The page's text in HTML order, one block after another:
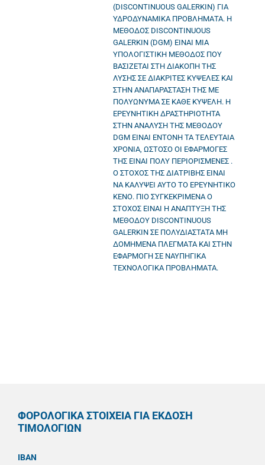
(DISCONTINUOUS GALERKIN) ΓΙΑ
ΥΔΡΟΔΥΝΑΜΙΚΑ ΠΡΟΒΛΗΜΑΤΑ. Η
ΜΕΘΟΔΟΣ DISCONTINUOUS
GALERKIN (DGM) ΕΙΝΑΙ ΜΙΑ
ΥΠΟΛΟΓΙΣΤΙΚΗ ΜΕΘΟΔΟΣ ΠΟΥ
ΒΑΣΙΖΕΤΑΙ ΣΤΗ ΔΙΑΚΟΠΗ ΤΗΣ
ΛΥΣΗΣ ΣΕ ΔΙΑΚΡΙΤΕΣ ΚΥΨΕΛΕΣ ΚΑΙ
ΣΤΗΝ ΑΝΑΠΑΡΑΣΤΑΣΗ ΤΗΣ ΜΕ
ΠΟΛΥΩΝΥΜΑ ΣΕ ΚΑΘΕ ΚΥΨΕΛΗ. Η
ΕΡΕΥΝΗΤΙΚΗ ΔΡΑΣΤΗΡΙΟΤΗΤΑ
ΣΤΗΝ ΑΝΑΛΥΣΗ ΤΗΣ ΜΕΘΟΔΟΥ
DGM ΕΙΝΑΙ ΕΝΤΟΝΗ ΤΑ ΤΕΛΕΥΤΑΙΑ
ΧΡΟΝΙΑ, ΩΣΤΟΣΟ ΟΙ ΕΦΑΡΜΟΓΕΣ
ΤΗΣ ΕΙΝΑΙ ΠΟΛΥ ΠΕΡΙΟΡΙΣΜΕΝΕΣ .
Ο ΣΤΟΧΟΣ ΤΗΣ ΔΙΑΤΡΙΒΗΣ ΕΙΝΑΙ
ΝΑ ΚΑΛΥΨΕΙ ΑΥΤΟ ΤΟ ΕΡΕΥΝΗΤΙΚΟ
ΚΕΝΟ. ΠΙΟ ΣΥΓΚΕΚΡΙΜΕΝΑ Ο
ΣΤΟΧΟΣ ΕΙΝΑΙ Η ΑΝΑΠΤΥΞΗ ΤΗΣ
ΜΕΘΟΔΟΥ DISCONTINUOUS
GALERKIN ΣΕ ΠΟΛΥΔΙΑΣΤΑΤΑ ΜΗ
ΔΟΜΗΜΕΝΑ ΠΛΕΓΜΑΤΑ ΚΑΙ ΣΤΗΝ
ΕΦΑΡΜΟΓΗ ΣΕ ΝΑΥΠΗΓΙΚΑ
ΤΕΧΝΟΛΟΓΙΚΑ ΠΡΟΒΛΗΜΑΤΑ.
ΦΟΡΟΛΟΓΙΚΑ ΣΤΟΙΧΕΙΑ ΓΙΑ ΕΚΔΟΣΗ
ΤΙΜΟΛΟΓΙΩΝ
IBAN